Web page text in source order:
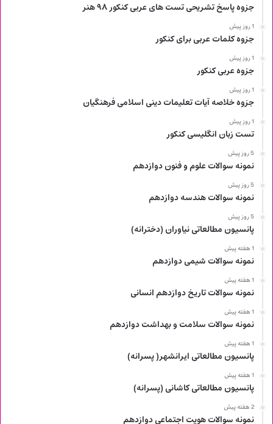
جزوه پاسخ تشریحی تست های عربی کنکور ۹۸ هنر
1 روز پیش
جزوه کلمات عربی برای کنکور
1 روز پیش
جزوه عربی کنکور
1 روز پیش
جزوه خلاصه آیات تعلیمات دینی اسلامی فرهنگیان
1 روز پیش
تست زبان انگلیسی کنکور
5 روز پیش
نمونه سوالات علوم و فنون دوازدهم
5 روز پیش
نمونه سوالات هندسه دوازدهم
5 روز پیش
پانسیون مطالعاتی نیاوران (دخترانه)
1 هفته پیش
نمونه سوالات شیمی دوازدهم
1 هفته پیش
نمونه سوالات تاریخ دوازدهم انسانی
1 هفته پیش
نمونه سوالات سلامت و بهداشت دوازدهم
1 هفته پیش
پانسیون مطالعاتی ایرانشهر( پسرانه)
1 هفته پیش
پانسیون مطالعاتی کاشانی (پسرانه)
2 هفته پیش
نمونه سوالات هویت اجتماعی دوازدهم